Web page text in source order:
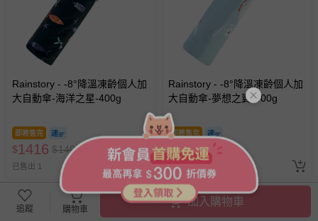
Rainstory - -8°降溫凍齡個人加
大自動傘-海洋之星-400g
即將售完
$1416 $1490
已售出 1
Rainstory - -8°降溫凍齡個人加
大自動傘-夢想之翼-400g
即將售完
$1416 $ 1490
已售出 1
追蹤 購物車
加入購物車